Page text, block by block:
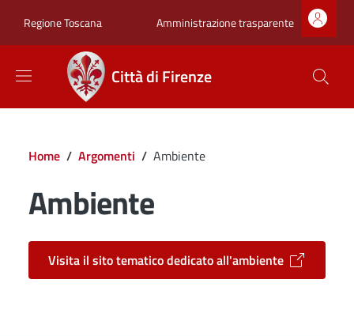
Regione Toscana Zona superiore
Amministrazione trasparente
Città di Firenze
Briciole di pane
Home / Argomenti / Ambiente
Ambiente
Visita il sito tematico dedicato all'ambiente